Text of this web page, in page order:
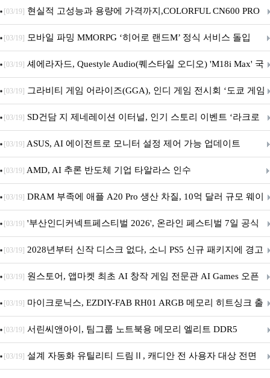
브랜드데이 기획전 진행
[03/19] 현실적 고성능과 용량에 가격까지,COLORFUL CN600 PRO
M.2 NVMe 디앤디컴 1TB
[03/19] 모바일 파밍 MMORPG ‘히어로 랜드M’ 정식 서비스 돌입
[03/19] 셰에라자드, Questyle Audio(퀘스타일 오디오) 'M18i Max' 국
내 정식 출시
[03/19] 그라비티 게임 어라이즈(GGA), 인디 게임 전시회 ‘도쿄 게임
던전 13’ 참가!
[03/19] SD건담 지 제네레이션 이터널, 인기 스토리 이벤트 ‘라크로
아의 용사’ 재개최 및 풍성한 기념 이벤트 실시!
[03/19] ASUS, AI 에이전트로 모니터 설정 제어 가능 업데이트
[03/19] AMD, AI 추론 반도체 기업 타알라스 인수
[03/19] DRAM 부족에 애플 A20 Pro 생산 차질, 10억 달러 규모 웨이
퍼 대기
[03/19] '부산인디커넥트페스티벌 2026', 온라인 페스티벌 7일 공식
개막... 22일간 진행
[03/19] 2028년부터 신작 디스크 없다, 소니 PS5 신규 패키지에 경고
문 추가
[03/19] 원스토어, 앱마켓 최초 AI 창작 게임 전문관 AI Games 오픈
[03/19] 마이크로닉스, EZDIY-FAB RH01 ARGB 메모리 히트싱크 출
시
[03/19] 서린씨앤아이, 팀그룹 노트북용 메모리 엘리트 DDR5
5600MHz 16GB 출시
[03/19] 설계 자동화 유틸리티 드림Ⅱ, 캐디안 전 사용자 대상 전면